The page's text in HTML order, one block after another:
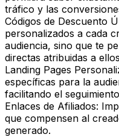
tráfico y las
Códigos de Descuento
personalizados a cada
audiencia, sino que te
directas atribuidas a
Landing Pages
específicas para la
facilitando el
Enlaces de Afiliados:
que compensen al
generado.